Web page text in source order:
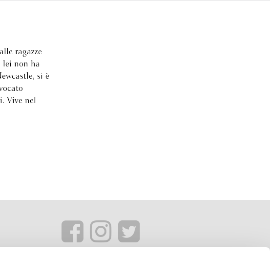
ragazze
lei non ha
si è
Vive nel